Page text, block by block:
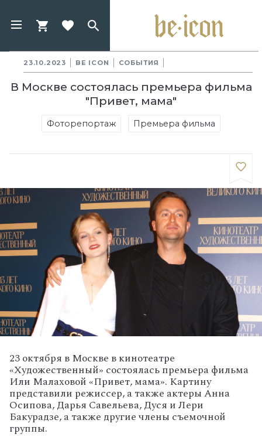
23.10.2023 BE ICON СОБЫТИЯ
В Москве состоялась премьера фильма
"Привет, мама"
Фоторепортаж Премьера фильма
23 октября в Москве в кинотеатре
«Художественный» состоялась премьера фильма
Или Малаховой «Привет, мама». Картину
представили режиссер, а также актеры Анна
Осипова, Дарья Савельева, Дуся и Лери
Бакурадзе, а также другие члены съемочной
группы.